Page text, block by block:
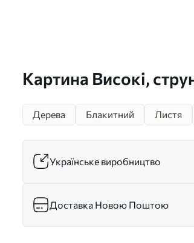
Картина Високі,
блакитному тлі,
Дерева Блакитний Листя
Українське виробництво
Доставка Новою Поштою